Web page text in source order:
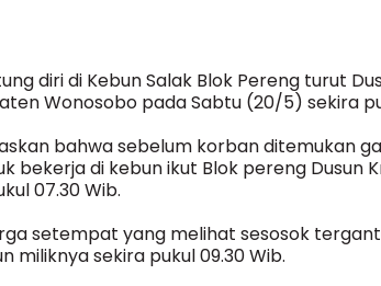
diri di Kebun Salak Blok Pereng turut
Wonosobo pada Sabtu (20/5) sekira
bahwa sebelum korban ditemukan
di kebun ikut Blok pereng Dusun
07.30 Wib.
setempat yang melihat sesosok
miliknya sekira pukul 09.30 Wib.